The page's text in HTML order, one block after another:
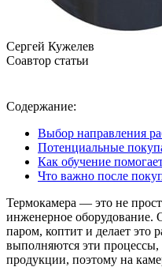
Сергей Кужелев
Соавтор статьи
Содержание:
Выбор направления
Потенциальные
Как обучение
Что важно после
Термокамера — это не
инженерное оборудование.
паром, коптит и делает это
выполняются эти процессы,
продукции, поэтому на